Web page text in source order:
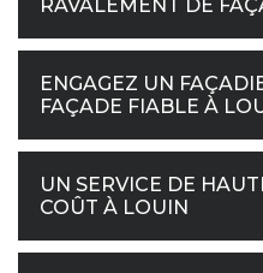
RAVALEMENT DE
ENGAGEZ UN
FAÇADE FIABLE À
UN SERVICE DE
COÛT À LOUIN